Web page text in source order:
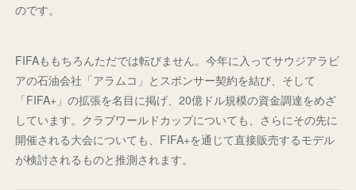
のです。
FIFAももちろんただでは転びません。今年に入ってサウジアラビ
アの石油会社「アラムコ」とスポンサー契約を結び、そして
「FIFA+」の拡張を名目に掲げ、20億ドル規模の資金調達をめざ
しています。クラブワールドカップについても、さらにその先に
開催される大会についても、FIFA+を通じて直接販売するモデル
が検討されるものと推測されます。